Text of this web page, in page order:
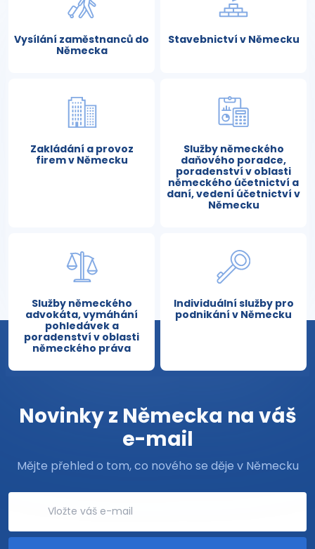
Vysílání zaměstnanců do
Německa
Stavebnictví v Německu
Zakládání a provoz
firem v Německu
Služby německého
daňového poradce,
poradenství v oblasti
německého účetnictví a
daní, vedení účetnictví v
Německu
Služby německého
advokáta, vymáhání
pohledávek a
poradenství v oblasti
německého práva
Individuální služby pro
podnikání v Německu
Novinky z Německa na váš
e-mail
Mějte přehled o tom, co nového se děje v Německu